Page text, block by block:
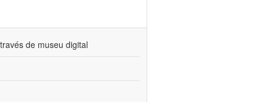
de museu digital